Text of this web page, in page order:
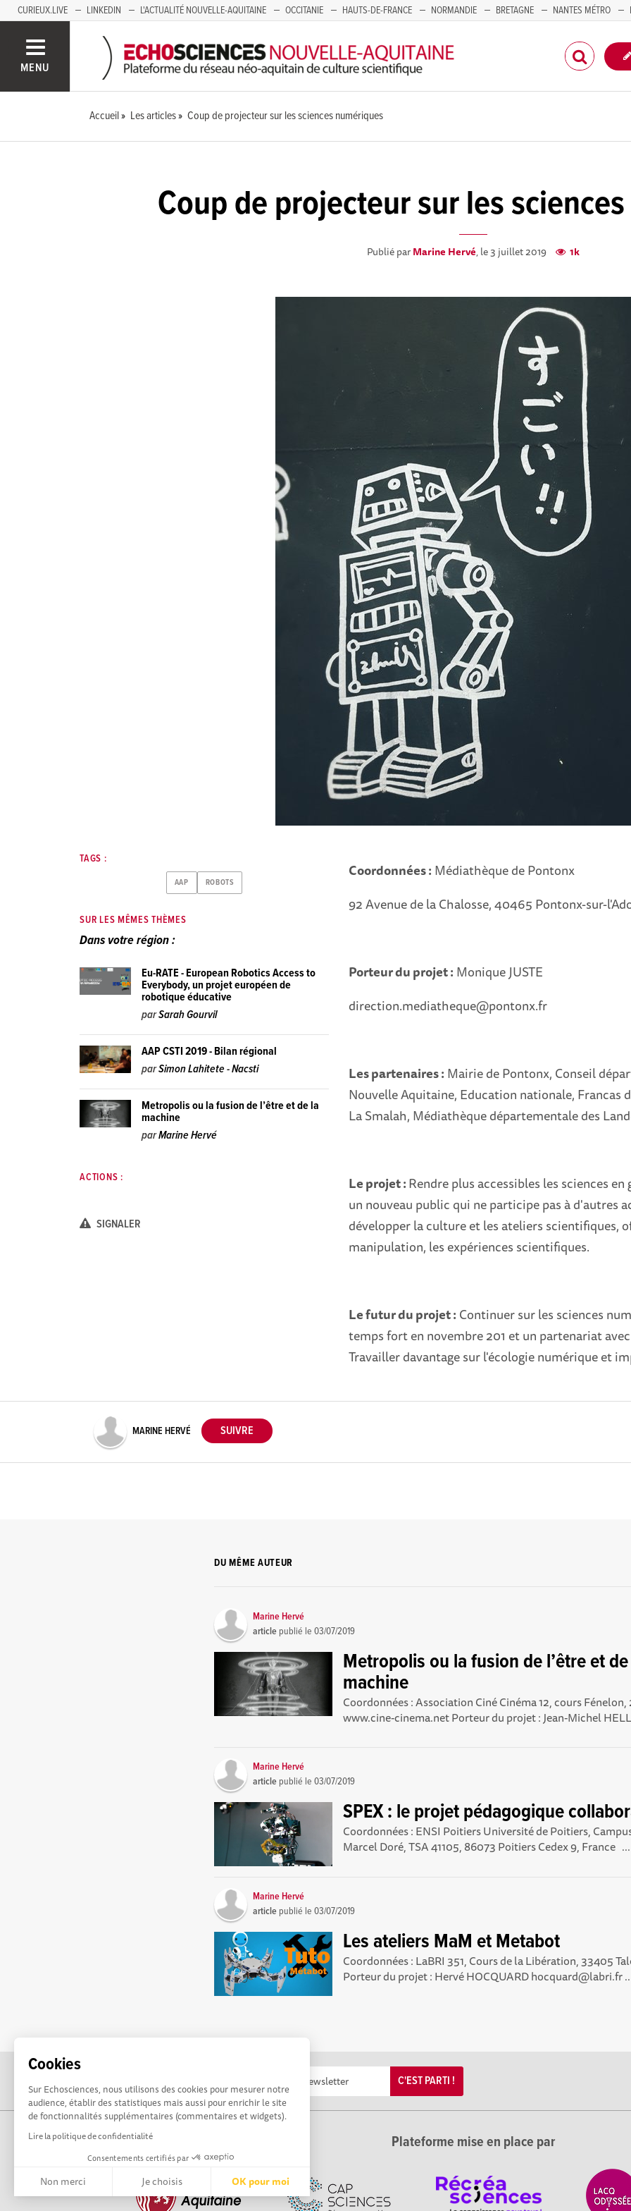
Cookies
Sur Echosciences, nous utilisons des cookies pour mesurer notre
audience, établir des statistiques mais aussi pour enrichir le site
de fonctionnalités supplémentaires (commentaires et widgets).
Lire la politique de confidentialité
Consentements certifiés par
Non merci Je choisis OK pour moi
CURIEUX.LIVE LINKEDIN L'ACTUALITÉ NOUVELLE-AQUITAINE OCCITANIE HAUTS-DE-FRANCE NORMANDIE BRETAGNE NANTES MÉTRO
MENU
Accueil Les articles Coup de projecteur sur les sciences numériques
Coup de projecteur sur les
Publié parMarine Hervé, le 3 juillet 2019 1k
Coordonnées : Médiathèque de Pontonx
92 Avenue de la Chalosse, 40465 Pontonx-sur-
Porteur du projet : Monique JUSTE
direction.mediatheque@pontonx.fr
Les partenaires : Mairie de Pontonx, Conseil
Nouvelle Aquitaine, Education nationale, Francas
La Smalah, Médiathèque départementale des
Le projet :Rendre plus accessibles les sciences
un nouveau public qui ne participe pas à d'autres
développer la culture et les ateliers scientifiques,
manipulation, les expériences scientifiques.
Le futur du projet : Continuer sur les sciences
temps fort en novembre 201 et un partenariat
Travailler davantage sur l'écologie numérique et
TAGS :
AAP ROBOTS
SUR LES MÊMES THÈMES
Dans votre région :
Eu-RATE - European Robotics Access to
Everybody, un projet européen de
robotique éducative
parSarah Gourvil
AAP CSTI 2019 - Bilan régional
parSimon Lahitete - Nacsti
Metropolis ou la fusion de l’être et de la
machine
parMarine Hervé
ACTIONS :
SIGNALER
MARINE HERVÉ
DU MÊME AUTEUR
Marine Hervé
article publié le03/07/2019
Metropolis ou la fusion de l’être et
machine
Coordonnées : Association Ciné Cinéma 12, cours
www.cine-cinema.net Porteur du projet : Jean-Michel
Marine Hervé
article publié le03/07/2019
SPEX : le projet pédagogique
Coordonnées : ENSI Poitiers Université de Poitiers,
Marcel Doré, TSA 41105, 86073 Poitiers Cedex 9, France ...
Marine Hervé
article publié le03/07/2019
Les ateliers MaM et Metabot
Coordonnées : LaBRI 351, Cours de la Libération, 33405
Porteur du projet : Hervé HOCQUARD hocquard@labri.fr
C'EST PARTI !
Plateforme mise en place par